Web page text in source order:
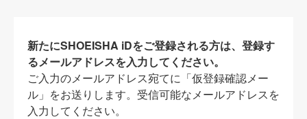
新たにSHOEISHA iDをご登録される方は、登録す
るメールアドレスを入力してください。
ご入力のメールアドレス宛てに「仮登録確認メー
ル」をお送りします。受信可能なメールアドレスを
入力してください。